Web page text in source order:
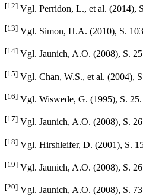
[12] Vgl. Perridon, L., et al. (2014),
[13] Vgl. Simon, H.A. (2010), S.
[14] Vgl. Jaunich, A.O. (2008), S.
[15] Vgl. Chan, W.S., et al. (2004),
[16] Vgl. Wiswede, G. (1995), S. 25.
[17] Vgl. Jaunich, A.O. (2008), S.
[18] Vgl. Hirshleifer, D. (2001), S.
[19] Vgl. Jaunich, A.O. (2008), S.
[20] Vgl. Jaunich, A.O. (2008), S.